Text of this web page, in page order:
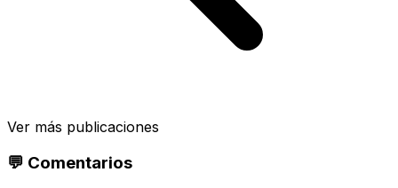
Ver más publicaciones
💬 Comentarios